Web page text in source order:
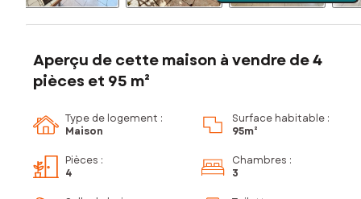
Aperçu de cette maison à vendre de 4
pièces et 95 m²
Type de logement :
Maison
Surface habitable :
95m²
Pièces :
4
Chambres :
3